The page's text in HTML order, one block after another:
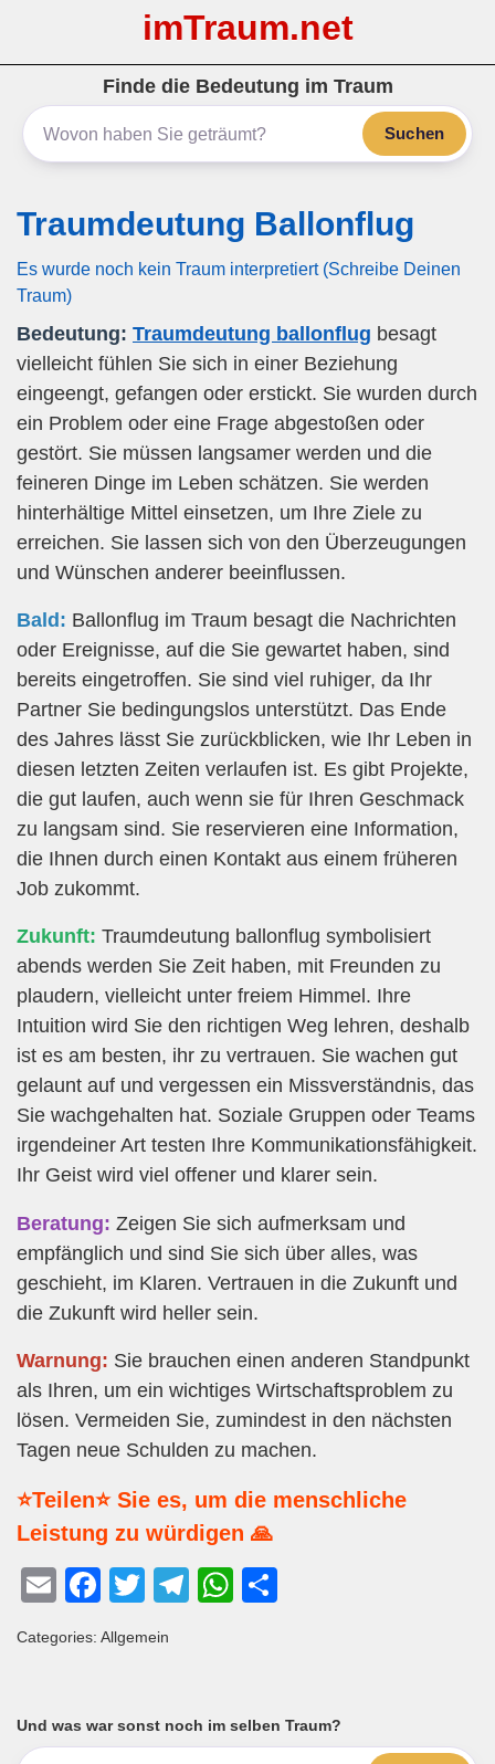
imTraum.net
Finde die Bedeutung im Traum
Suchen
Traumdeutung Ballonflug
Es wurde noch kein Traum interpretiert (Schreibe Deinen
Traum)
Bedeutung: Traumdeutung ballonflug besagt
vielleicht fühlen Sie sich in einer Beziehung
eingeengt, gefangen oder erstickt. Sie wurden durch
ein Problem oder eine Frage abgestoßen oder
gestört. Sie müssen langsamer werden und die
feineren Dinge im Leben schätzen. Sie werden
hinterhältige Mittel einsetzen, um Ihre Ziele zu
erreichen. Sie lassen sich von den Überzeugungen
und Wünschen anderer beeinflussen.
Bald: Ballonflug im Traum besagt die Nachrichten
oder Ereignisse, auf die Sie gewartet haben, sind
bereits eingetroffen. Sie sind viel ruhiger, da Ihr
Partner Sie bedingungslos unterstützt. Das Ende
des Jahres lässt Sie zurückblicken, wie Ihr Leben in
diesen letzten Zeiten verlaufen ist. Es gibt Projekte,
die gut laufen, auch wenn sie für Ihren Geschmack
zu langsam sind. Sie reservieren eine Information,
die Ihnen durch einen Kontakt aus einem früheren
Job zukommt.
Zukunft: Traumdeutung ballonflug symbolisiert
abends werden Sie Zeit haben, mit Freunden zu
plaudern, vielleicht unter freiem Himmel. Ihre
Intuition wird Sie den richtigen Weg lehren, deshalb
ist es am besten, ihr zu vertrauen. Sie wachen gut
gelaunt auf und vergessen ein Missverständnis, das
Sie wachgehalten hat. Soziale Gruppen oder Teams
irgendeiner Art testen Ihre Kommunikationsfähigkeit.
Ihr Geist wird viel offener und klarer sein.
Beratung: Zeigen Sie sich aufmerksam und
empfänglich und sind Sie sich über alles, was
geschieht, im Klaren. Vertrauen in die Zukunft und
die Zukunft wird heller sein.
Warnung: Sie brauchen einen anderen Standpunkt
als Ihren, um ein wichtiges Wirtschaftsproblem zu
lösen. Vermeiden Sie, zumindest in den nächsten
Tagen neue Schulden zu machen.
⭐Teilen⭐ Sie es, um die menschliche
Leistung zu würdigen 🙏
E
ail
F
c
b
T
tt
T
a
W
A
Categories: Allgemein
Und was war sonst noch im selben Traum?